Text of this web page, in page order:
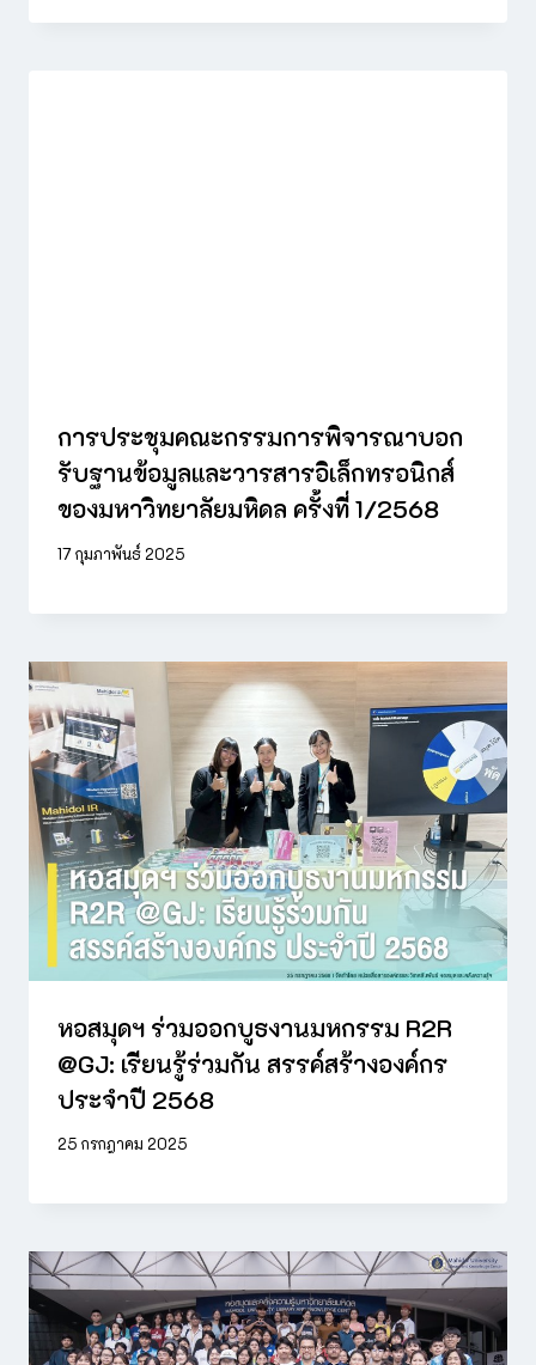
การประชุมคณะกรรมการพิจารณาบอก
รับฐานข้อมูลและวารสารอิเล็กทรอนิกส์
ของมหาวิทยาลัยมหิดล ครั้งที่ 1/2568
17 กุมภาพันธ์ 2025
หอสมุดฯ ร่วมออกบูธงานมหกรรม R2R
@GJ: เรียนรู้ร่วมกัน สรรค์สร้างองค์กร
ประจำปี 2568
25 กรกฎาคม 2025